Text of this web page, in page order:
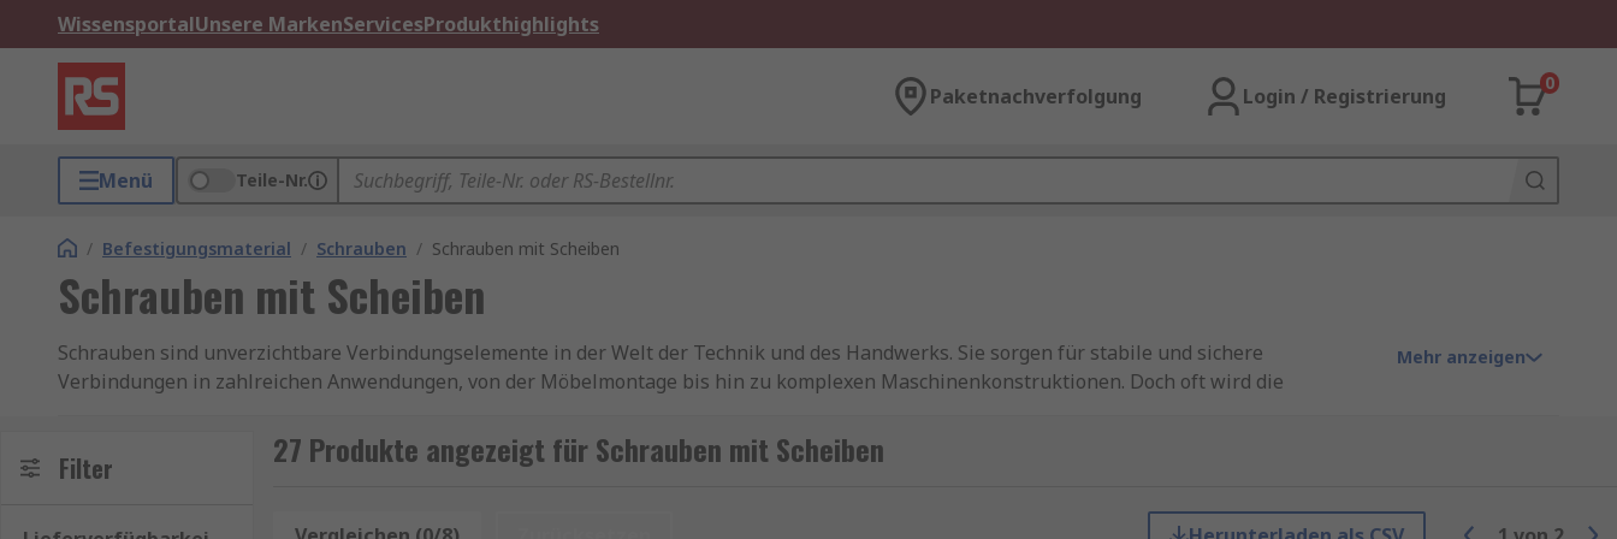
WissensportalUnsere MarkenServicesProdukthighlights
Paketnachverfolgung Login / Registrierung
0
Menü Teile-Nr.
/ Befestigungsmaterial / Schrauben / Schrauben mit Scheiben
Schrauben mit Scheiben
Schrauben sind unverzichtbare Verbindungselemente in der Welt der Technik und des Handwerks. Sie sorgen für stabile und sichere
Verbindungen in zahlreichen Anwendungen, von der Möbelmontage bis hin zu komplexen Maschinenkonstruktionen. Doch oft wird die
Was sind Schrauben mit Scheiben?
Schrauben mit Scheiben bestehen aus zwei Hauptkomponenten: der Schraube selbst und der Scheibe. Die Schraube ist ein zylindrisches
Mehr anzeigen
Filter 27 Produkte angezeigt für Schrauben mit Scheiben